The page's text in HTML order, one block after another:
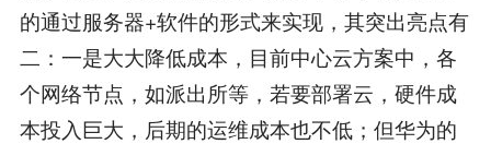
的通过服务器+软件的形式来实现，其突出亮点有
二：一是大大降低成本，目前中心云方案中，各
个网络节点，如派出所等，若要部署云，硬件成
本投入巨大，后期的运维成本也不低；但华为的